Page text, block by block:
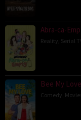
Abra-ca-
Reality Serial
Bee My
Comedy